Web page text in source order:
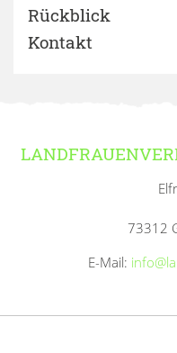
Rückblick
Kontakt
73312
E-Mail: